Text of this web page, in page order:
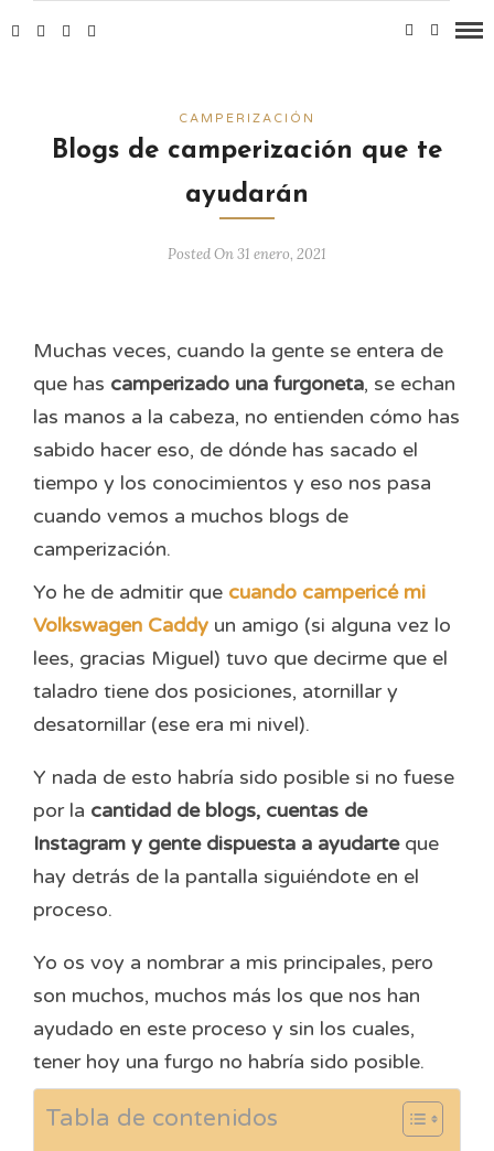
CAMPERIZACIÓN
Blogs de camperización que te
ayudarán
Posted On 31 enero, 2021
Muchas veces, cuando la gente se entera de
que has camperizado una furgoneta, se echan
las manos a la cabeza, no entienden cómo has
sabido hacer eso, de dónde has sacado el
tiempo y los conocimientos y eso nos pasa
cuando vemos a muchos blogs de
camperización.
Yo he de admitir que cuando campericé mi
Volkswagen Caddy un amigo (si alguna vez lo
lees, gracias Miguel) tuvo que decirme que el
taladro tiene dos posiciones, atornillar y
desatornillar (ese era mi nivel).
Y nada de esto habría sido posible si no fuese
por la cantidad de blogs, cuentas de
Instagram y gente dispuesta a ayudarteque
hay detrás de la pantalla siguiéndote en el
proceso.
Yo os voy a nombrar a mis principales, pero
son muchos, muchos más los que nos han
ayudado en este proceso y sin los cuales,
tener hoy una furgo no habría sido posible.
Tabla de contenidos